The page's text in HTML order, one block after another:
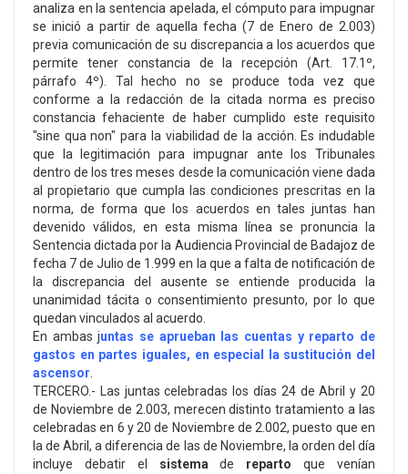
analiza en la sentencia apelada, el cómputo para impugnar
se inició a partir de aquella fecha (7 de Enero de 2.003)
previa comunicación de su discrepancia a los acuerdos que
permite tener constancia de la recepción (Art. 17.1º,
párrafo 4º). Tal hecho no se produce toda vez que
conforme a la redacción de la citada norma es preciso
constancia fehaciente de haber cumplido este requisito
"sine qua non" para la viabilidad de la acción. Es indudable
que la legitimación para impugnar ante los Tribunales
dentro de los tres meses desde la comunicación viene dada
al propietario que cumpla las condiciones prescritas en la
norma, de forma que los acuerdos en tales juntas han
devenido válidos, en esta misma línea se pronuncia la
Sentencia dictada por la Audiencia Provincial de Badajoz de
fecha 7 de Julio de 1.999 en la que a falta de notificación de
la discrepancia del ausente se entiende producida la
unanimidad tácita o consentimiento presunto, por lo que
quedan vinculados al acuerdo.
En ambas juntas se aprueban las cuentas y reparto de
gastos en partes iguales, en especial la sustitución del
ascensor
TERCERO.- Las juntas celebradas los días 24 de Abril y 20
de Noviembre de 2.003, merecen distinto tratamiento a las
celebradas en 6 y 20 de Noviembre de 2.002, puesto que en
la de Abril, a diferencia de las de Noviembre, la orden del día
incluye debatir el sistema de reparto que venían